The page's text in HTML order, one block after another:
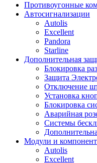
Противоугонные
Автосигнализации
Autolis
Excellent
Pandora
Starline
Дополнительная
Блокировка
Защита
Отключение
Установка
Блокировка
Аварийная
Системы
Модули и
Autolis
Excellent